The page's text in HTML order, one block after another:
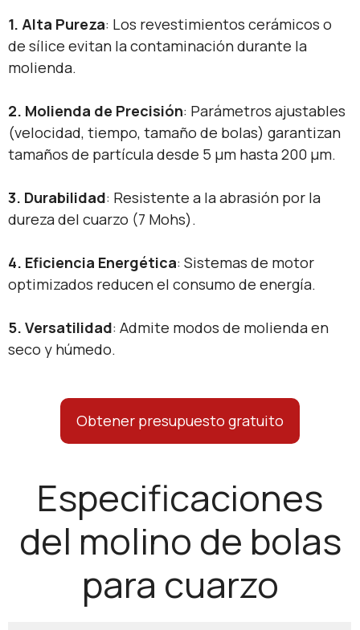
1. ​Alta Pureza​​: Los revestimientos cerámicos o
de sílice evitan la contaminación durante la
molienda.
​2. Molienda de Precisión​​: Parámetros ajustables
(velocidad, tiempo, tamaño de bolas) garantizan
tamaños de partícula desde ​ 5 μm hasta 200 μm​​.
​3. Durabilidad​​: Resistente a la abrasión por la
dureza del cuarzo (7 Mohs).
​4. Eficiencia Energética​​: Sistemas de motor
optimizados reducen el consumo de energía.
​5. Versatilidad​​: Admite modos de molienda en
seco y húmedo.
Obtener presupuesto gratuito
Especificaciones
del molino de bolas
para cuarzo